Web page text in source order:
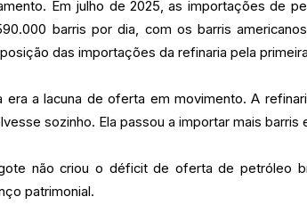
Em julho de 2025, as importações de
barris por dia, com os barris
das importações da refinaria pela
era a lacuna de oferta em movimento. A
sozinho. Ela passou a importar mais barris
não criou o déficit de oferta de petróleo
patrimonial.